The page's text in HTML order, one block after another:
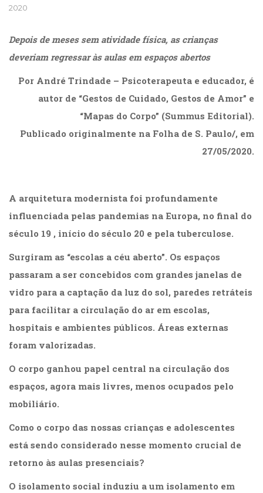
Comunicação
(232)
e
Movimento
Interior
Alimentação
(14)
Negócios
(31)
(278)
Educação
(39)
Fisioterapia
(47)
(54)
terapia
(93)
(57)
LGBTQIA+
(66)
Erótica
2020
Depois de meses sem atividade física, as crianças
deveriam regressar às aulas em espaços abertos
Por André Trindade – Psicoterapeuta e educador, é
autor de “Gestos de Cuidado, Gestos de Amor” e
“Mapas do Corpo” (Summus Editorial).
Publicado originalmente na Folha de S. Paulo/, em
27/05/2020.
A arquitetura modernista foi profundamente
influenciada pelas pandemias na Europa, no final do
século 19 , início do século 20 e pela tuberculose.
Surgiram as “escolas a céu aberto”. Os espaços
passaram a ser concebidos com grandes janelas de
vidro para a captação da luz do sol, paredes retráteis
para facilitar a circulação do ar em escolas,
hospitais e ambientes públicos. Áreas externas
foram valorizadas.
O corpo ganhou papel central na circulação dos
espaços, agora mais livres, menos ocupados pelo
mobiliário.
Como o corpo das nossas crianças e adolescentes
está sendo considerado nesse momento crucial de
retorno às aulas presenciais?
O isolamento social induziu a um isolamento em